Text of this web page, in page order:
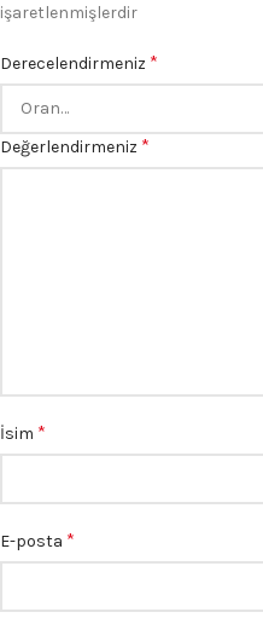
işaretlenmişlerdir
Derecelendirmeniz *
Değerlendirmeniz *
İsim *
E-posta *